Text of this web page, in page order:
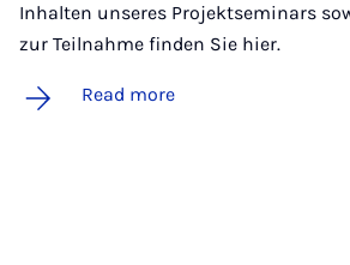
Inhalten unseres Projektseminars
zur Teilnahme finden Sie hier.
Read more